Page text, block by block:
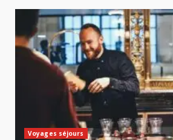
Voyages séjours